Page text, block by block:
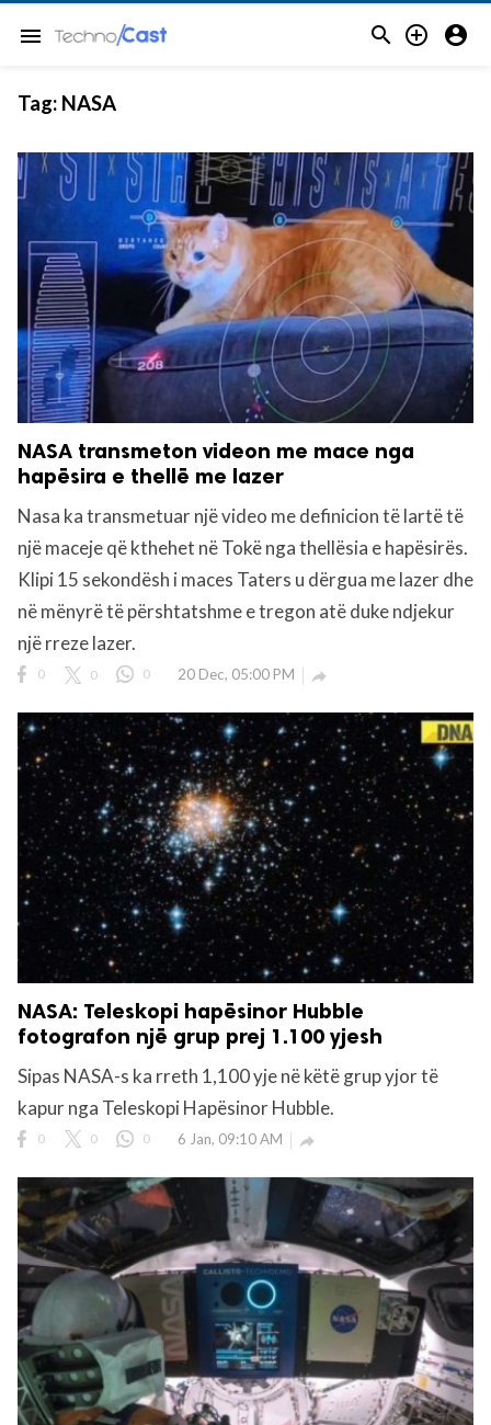
menu   
Tag: NASA
NASA transmeton videon me mace nga
hapësira e thellë me lazer
Nasa ka transmetuar një video me definicion të lartë të
një maceje që kthehet në Tokë nga thellësia e hapësirës.
Klipi 15 sekondësh i maces Taters u dërgua me lazer dhe
në mënyrë të përshtatshme e tregon atë duke ndjekur
një rreze lazer.
0 0 0 20 Dec, 05:00 PM 
NASA: Teleskopi hapësinor Hubble
fotografon një grup prej 1.100 yjesh
Sipas NASA-s ka rreth 1,100 yje në këtë grup yjor të
kapur nga Teleskopi Hapësinor Hubble.
0 0 0 6 Jan, 09:10 AM 